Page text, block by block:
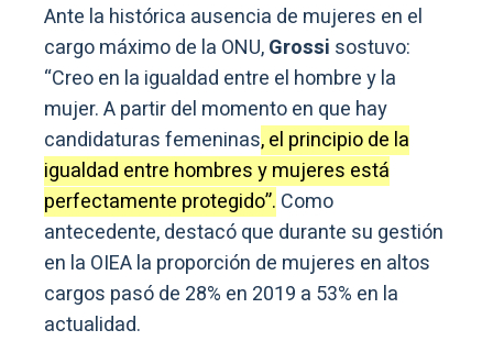
Ante la histórica ausencia de mujeres en el
cargo máximo de la ONU,Grossi sostuvo:
“Creo en la igualdad entre el hombre y la
mujer. A partir del momento en que hay
candidaturas femeninas, el principio de la
igualdad entre hombres y mujeres está
perfectamente protegido”. Como
antecedente, destacó que durante su gestión
en la OIEA la proporción de mujeres en altos
cargos pasó de 28% en 2019 a 53% en la
actualidad.